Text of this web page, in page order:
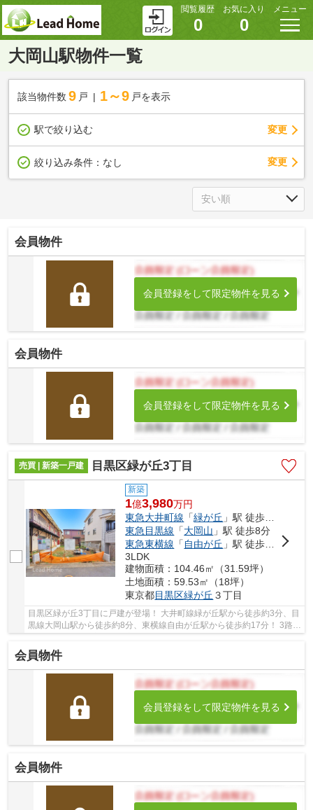
閲覧履歴
0
お気に入り
0
メニュー
大岡山駅物件一覧
該当物件数 9 戸 1～9 戸を表示
駅で絞り込む 変更
絞り込み条件： なし 変更
会員物件
会員登録をして限定物件を見る
会員物件
会員登録をして限定物件を見る
売買 | 新築一戸建 目黒区緑が丘3丁目
新築
1億3,980万円
東急大井町線 「緑が丘 」駅 徒歩3分
東急目黒線 「大岡山 」駅 徒歩8分
東急東横線 「 自由が丘 」駅 徒歩17分
3LDK
建物面積：104.46㎡（31.59坪）
土地面積：59.53㎡（18坪）
東京都目黒区緑が丘 ３丁目
目黒区緑が丘3丁目に戸建が登場！ 大井町線緑が丘駅から徒歩約3分、目
黒線大岡山駅から徒歩約8分、東横線自由が丘駅から徒歩約17分！ 3路線
会員物件
会員登録をして限定物件を見る
会員物件